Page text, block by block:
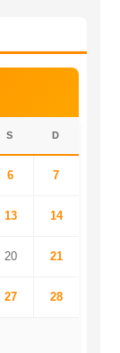
S D
6 7
13 14
20 21
27 28